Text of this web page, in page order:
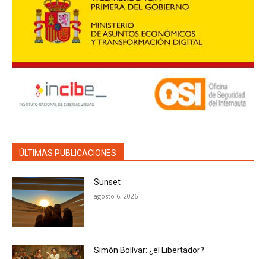
ÚLTIMAS PUBLICACIONES
Sunset
agosto 6, 2026
Simón Bolívar: ¿el Libertador?